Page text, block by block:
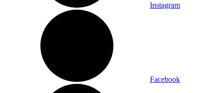
Instagram
Facebook